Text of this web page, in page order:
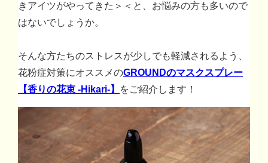
きアイツがやってきた＞＜と、お悩みの方も多いので
はないでしょうか。
そんな方たちのストレスが少しでも軽減されるよう、
花粉症対策にオススメのGROUNDのマスクスプレー
【香りの花束 -Hikari-】
をご紹介します！